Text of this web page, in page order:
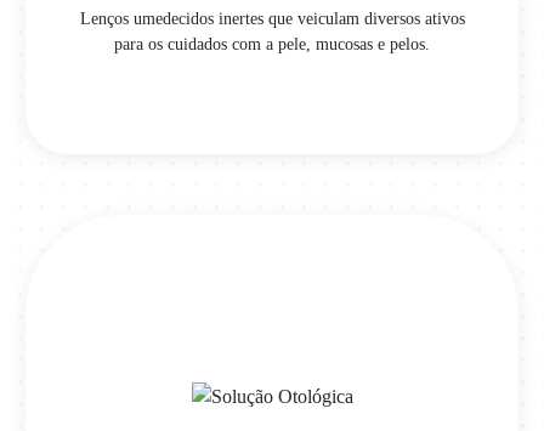
Lenços umedecidos inertes que veiculam diversos ativos
para os cuidados com a pele, mucosas e pelos.